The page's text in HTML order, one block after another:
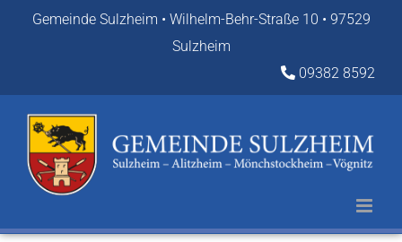
Gemeinde Sulzheim • Wilhelm-Behr-Straße 10 • 97529
Sulzheim
09382 8592